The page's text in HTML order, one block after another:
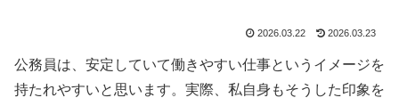
2026.03.22 2026.03.23
公務員は、安定していて働きやすい仕事というイメージを
持たれやすいと思います。実際、私自身もそうした印象を